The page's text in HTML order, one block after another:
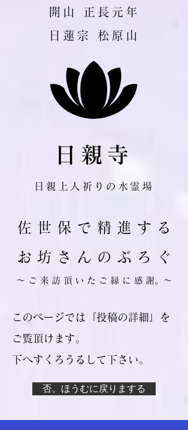
​開山 正長元年
日蓮宗 松原山
日親寺
日親上人祈りの水霊場
佐 世 保 で 精 進 す る
お 坊 さ ん の ぶ ろ ぐ
​～ ご 来 訪 頂 い た ご 縁 に 感 謝。～
このページでは『投稿の詳細』を
ご覧頂けます。
​下へすくろうるして下さい。
否。ほうむに戻りまする